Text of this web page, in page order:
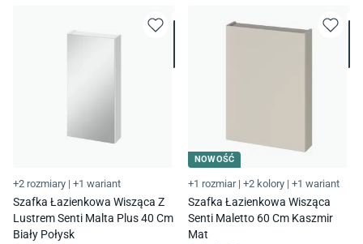
+2 rozmiary | +1 wariant
Szafka Łazienkowa Wisząca Z
Lustrem Senti Malta Plus 40 Cm
Biały Połysk
NOWOŚĆ
+1 rozmiar | +2 kolory | +1 wariant
Szafka Łazienkowa Wisząca
Senti Maletto 60 Cm Kaszmir
Mat